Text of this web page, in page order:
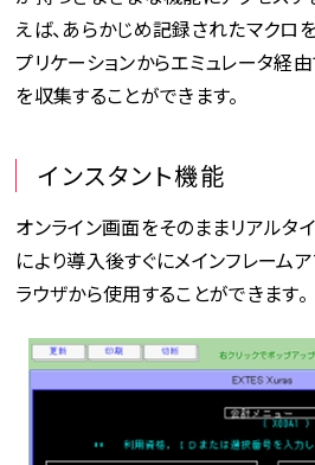
えば、あらかじめ記録されたマクロ
プリケーションからエミュレータ経
を収集することができます。
インスタント機能
オンライン画面をそのままリアルタ
により導入後すぐにメインフレーム
ラウザから使用することができます。